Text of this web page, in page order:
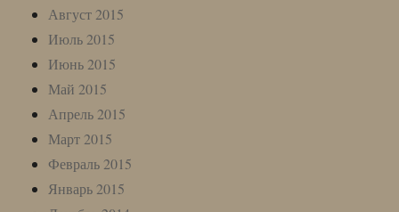
Август 2015
Июль 2015
Июнь 2015
Май 2015
Апрель 2015
Март 2015
Февраль 2015
Январь 2015